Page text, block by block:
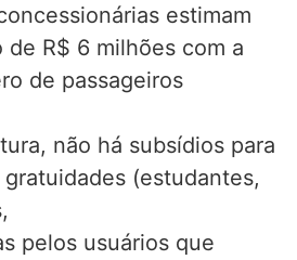
estimam
R$ 6 milhões com a
de passageiros
não há subsídios para
(estudantes,
pelos usuários que